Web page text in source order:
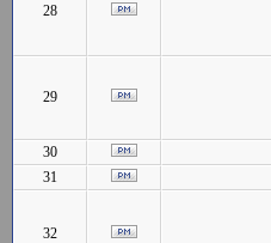
28
29
30
31
32